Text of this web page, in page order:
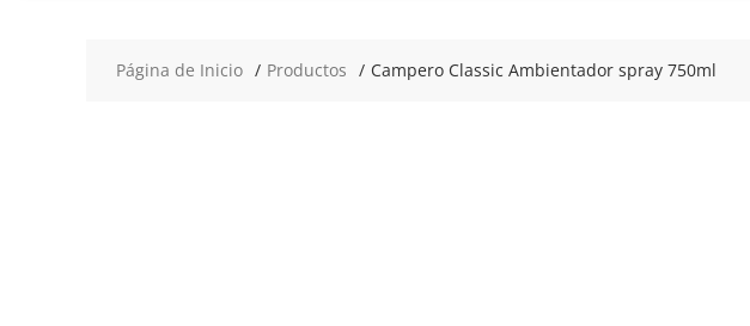
Página de Inicio Productos Campero Classic Ambientador spray 750ml